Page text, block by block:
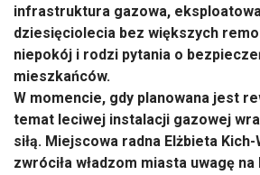
infrastruktura gazowa,
dziesięciolecia bez większych
niepokój i rodzi pytania o
mieszkańców.
W momencie, gdy planowana jest
temat leciwej instalacji gazowej
siłą. Miejscowa radna Elżbieta
zwróciła władzom miasta uwagę